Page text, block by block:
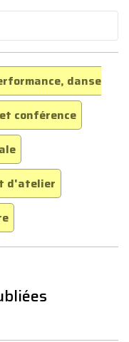
danse
conférence
d'atelier